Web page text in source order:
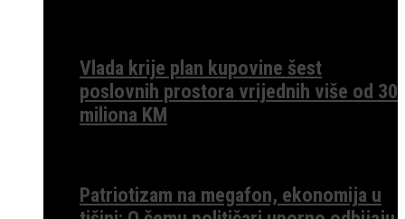
Vlada krije plan kupovine šest
poslovnih prostora vrijednih više od 30
miliona KM
Patriotizam na megafon, ekonomija u